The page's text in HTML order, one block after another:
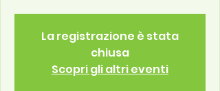
La registrazione è stata
chiusa
Scopri gli altri eventi